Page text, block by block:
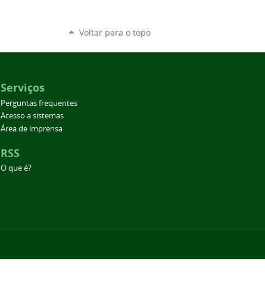
Voltar para o topo
Serviços
Perguntas frequentes
Acesso a sistemas
Área de imprensa
RSS
O que é?